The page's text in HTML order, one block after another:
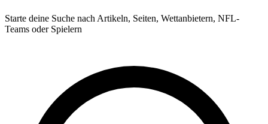
Starte deine Suche nach Artikeln, Seiten, Wettanbietern, NFL-
Teams oder Spielern